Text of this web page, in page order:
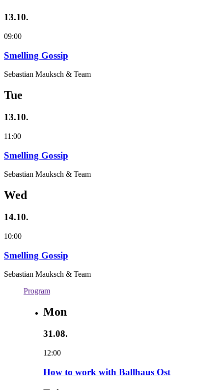
13.10.
09:00
Smelling Gossip
Sebastian Mauksch & Team
Tue
13.10.
11:00
Smelling Gossip
Sebastian Mauksch & Team
Wed
14.10.
10:00
Smelling Gossip
Sebastian Mauksch & Team
Program
Mon
31.08.
12:00
How to work with Ballhaus Ost